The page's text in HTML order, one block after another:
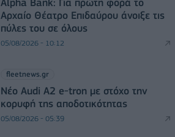
Αρχαίο Θέατρο Επιδαύρου άνοιξε τις
πύλες του σε όλους
05/08/2026 - 10:12
fleetnews.gr
Νέο Audi A2 e-tron με στόχο την
κορυφή της αποδοτικότητας
05/08/2026 - 05:39